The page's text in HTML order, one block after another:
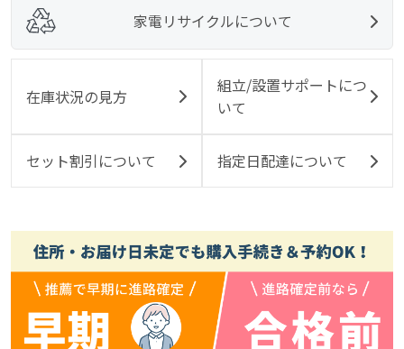
家電リサイクルについて
在庫状況の見方
組立/設置サポートにつ
いて
セット割引について 指定日配達について